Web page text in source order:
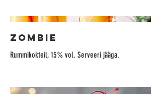
ZOMBIE
Rummikokteil, 15% vol. Serveeri jääga.